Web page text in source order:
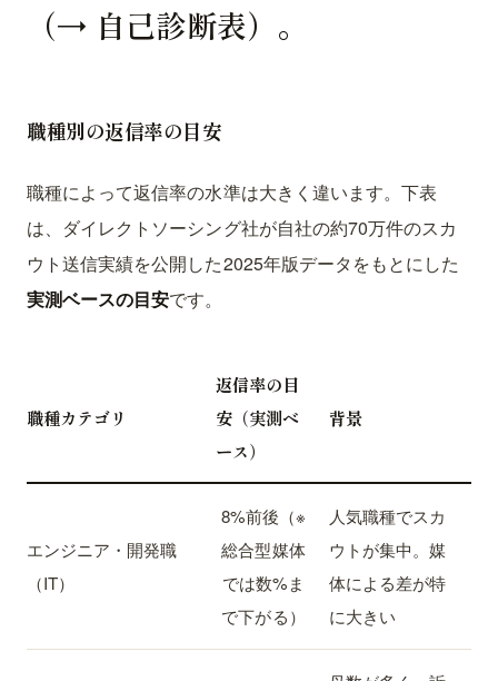
（→ 自己診断表）。
職種別の返信率の目安
職種によって返信率の水準は大きく違います。下表
は、ダイレクトソーシング社が自社の約70万件のスカ
ウト送信実績を公開した2025年版データをもとにした
実測ベースの目安です。
職種カテゴリ
返信率の目
安（実測ベ
ース）
背景
エンジニア・開発職
（IT）
8%前後（※
総合型媒体
では数%ま
で下がる）
人気職種でスカ
ウトが集中。媒
体による差が特
に大きい